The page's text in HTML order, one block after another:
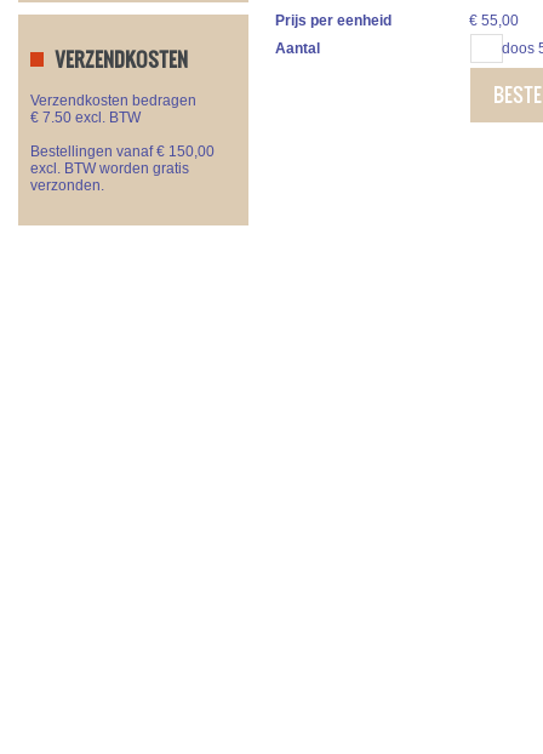
VERZENDKOSTEN
Verzendkosten bedragen
€ 7.50 excl. BTW
Bestellingen vanaf € 150,00
excl. BTW worden gratis
verzonden.
Prijs per eenheid €55,00
Aantal
doos